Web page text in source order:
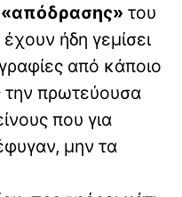
«απόδρασης» του
ήδη γεμίσει
από κάποιο
την πρωτεύουσα
που για
μην τα